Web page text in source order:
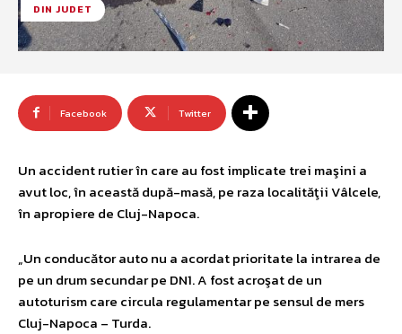
DIN JUDET
Facebook Twitter
Un accident rutier în care au fost implicate trei maşini a
avut loc, în această după-masă, pe raza localităţii Vâlcele,
în apropiere de Cluj-Napoca.
„Un conducător auto nu a acordat prioritate la intrarea de
pe un drum secundar pe DN1. A fost acroşat de un
autoturism care circula regulamentar pe sensul de mers
Cluj-Napoca – Turda.